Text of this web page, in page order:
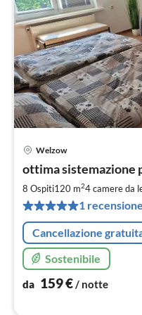
Welzow
ottima sistemazione
8 Ospiti120 m24camere da
1 recensione
Cancellazione
Sostenibile
da 159€/ notte